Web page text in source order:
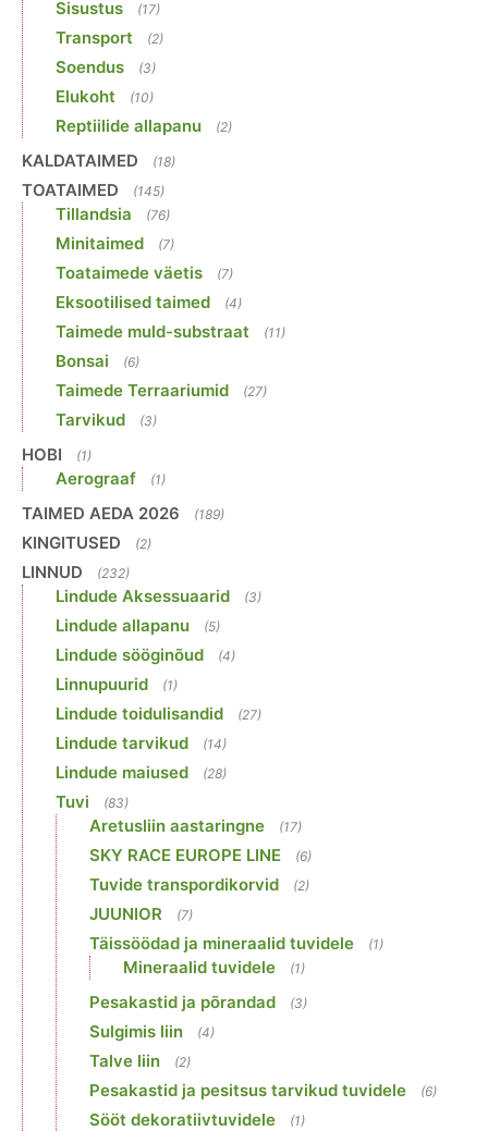
Sisustus (17)
Transport (2)
Soendus (3)
Elukoht (10)
Reptiilide allapanu (2)
KALDATAIMED (18)
TOATAIMED (145)
Tillandsia (76)
Minitaimed (7)
Toataimede väetis (7)
Eksootilised taimed (4)
Taimede muld-substraat (11)
Bonsai (6)
Taimede Terraariumid (27)
Tarvikud (3)
HOBI (1)
Aerograaf (1)
TAIMED AEDA 2026 (189)
KINGITUSED (2)
LINNUD (232)
Lindude Aksessuaarid (3)
Lindude allapanu (5)
Lindude sööginõud (4)
Linnupuurid (1)
Lindude toidulisandid (27)
Lindude tarvikud (14)
Lindude maiused (28)
Tuvi (83)
Aretusliin aastaringne (17)
SKY RACE EUROPE LINE (6)
Tuvide transpordikorvid (2)
JUUNIOR (7)
Täissöödad ja mineraalid tuvidele (1)
Mineraalid tuvidele (1)
Pesakastid ja põrandad (3)
Sulgimis liin (4)
Talve liin (2)
Pesakastid ja pesitsus tarvikud tuvidele (6)
Sööt dekoratiivtuvidele (1)